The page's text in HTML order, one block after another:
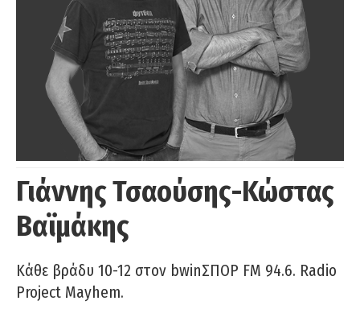
Γιάννης Τσαούσης-Κώστας
Βαϊμάκης
Κάθε βράδυ 10-12 στον bwinΣΠΟΡ FM 94.6. Radio
Project Mayhem.